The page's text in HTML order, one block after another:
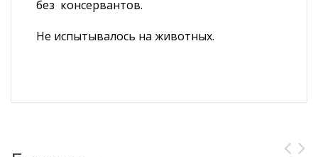
без консервантов.
Не испытывалось на животных.